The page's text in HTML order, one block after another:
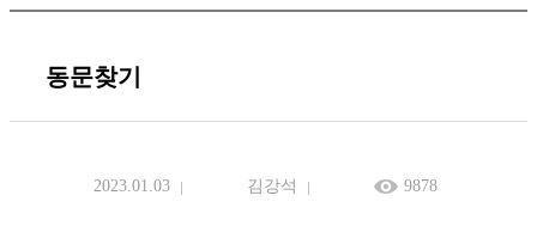
동문찾기
2023.01.03 김강석 9878